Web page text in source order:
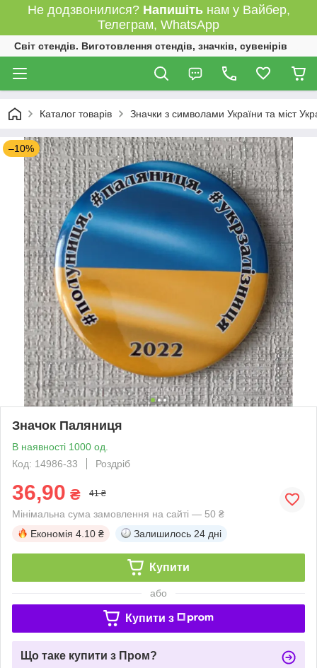
Не додзвонилися? Напишітьнам у Вайбер,
Телеграм, WhatsApp
Світ стендів. Виготовлення стендів, значків, сувенірів
Каталог товарів Значки з символами України та міст
–10%
Значок Паляниця
В наявності 1000 од.
Код: 14986-33
Роздріб
36,90 ₴ 41 ₴
Мінімальна сума замовлення на сайті — 50 ₴
Економія 4.10 ₴ Залишилось 24 дні
Купити
або
Купити з
Що таке купити з Пром?